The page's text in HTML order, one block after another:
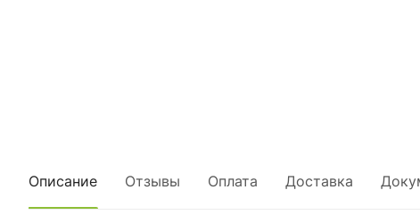
Описание Отзывы Оплата Доставка